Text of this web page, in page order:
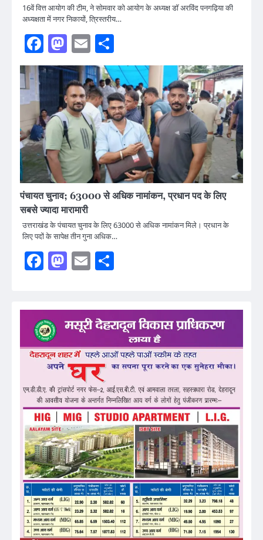
16वें वित्त आयोग की टीम, ने सोमवार को आयोग के अध्यक्ष डॉ अरविंद पनगढ़िया की
अध्यक्षता में नगर निकायों, त्रिस्तरीय…
Facebook
Mastodon
Email
पंचायत चुनाव; 63000 से अधिक नामांकन, प्रधान पद के लिए
सबसे ज्यादा मारामारी
उत्तराखंड के पंचायत चुनाव के लिए 63000 से अधिक नामांकन मिले। प्रधान के
लिए पदों के सापेक्ष तीन गुना अधिक…
Facebook
Mastodon
Email